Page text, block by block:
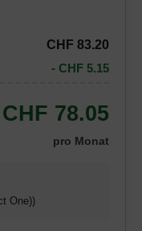
CHF 83.20
- CHF 5.15
CHF 78.05
pro Monat
One))